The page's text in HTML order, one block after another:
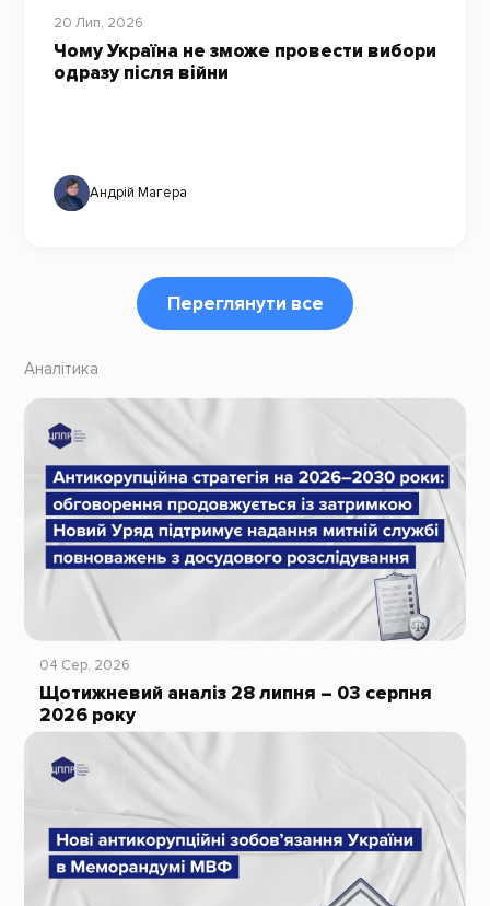
20 Лип, 2026
Чому Україна не зможе провести вибори
одразу після війни
Андрій Магера
Переглянути все
Аналітика
04 Сер, 2026
Щотижневий аналіз 28 липня – 03 серпня
2026 року